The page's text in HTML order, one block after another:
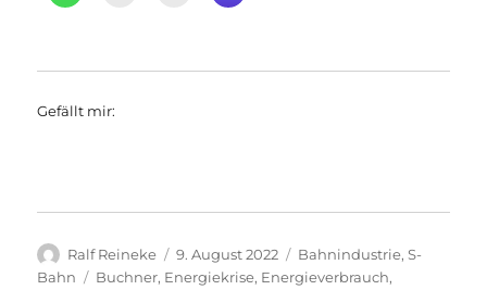
Gefällt mir:
Autor
Ralf Reineke
Veröffentlicht
am
9. August 2022 Kategorien
Bahnindustrie,S-
Bahn
Schlagwörter
Buchner, Energiekrise, Energieverbrauch,